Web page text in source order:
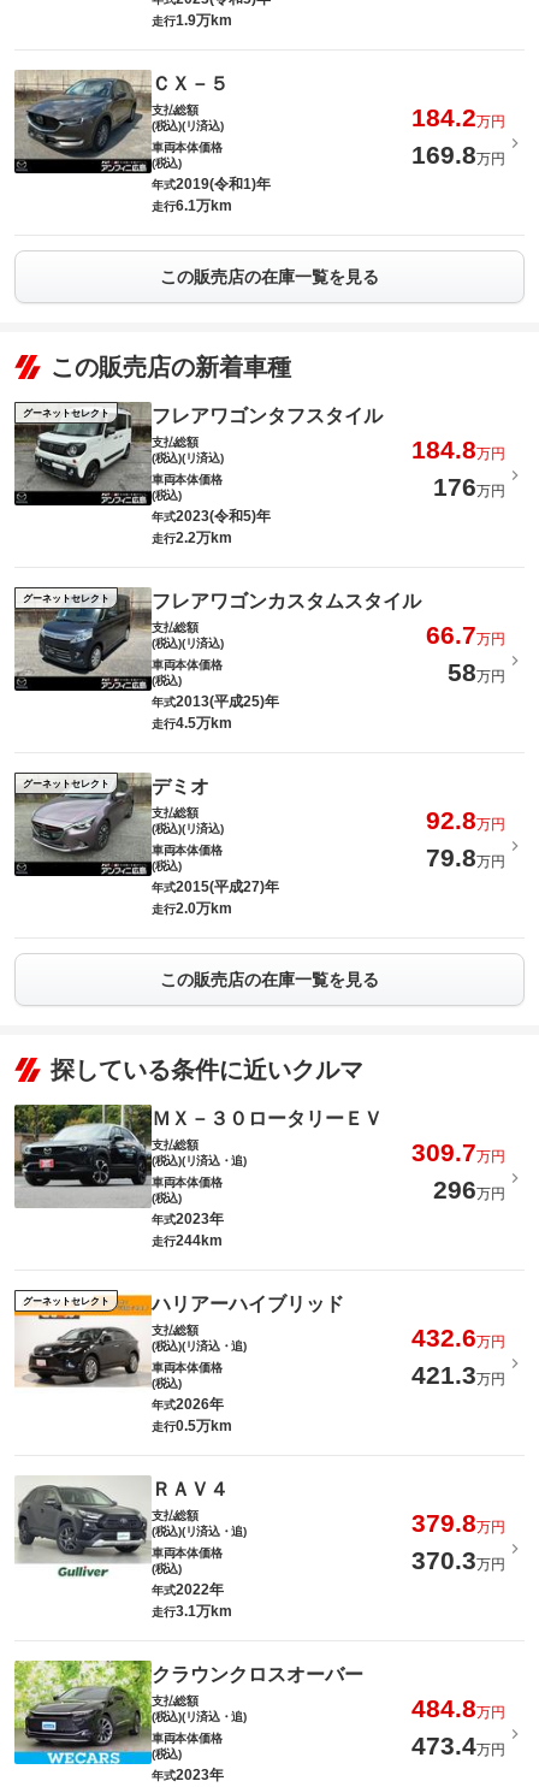
走行1.9万km
ＣＸ－５
支払総額
(税込)(リ済込)
184.2万円
車両本体価格
(税込)
169.8万円
年式2019(令和1)年
走行6.1万km
この販売店の在庫一覧を見る
この販売店の新着車種
グーネットセレクト フレアワゴンタフスタイル
支払総額
(税込)(リ済込)
184.8万円
車両本体価格
(税込)
176万円
年式2023(令和5)年
走行2.2万km
グーネットセレクト フレアワゴンカスタムスタイル
支払総額
(税込)(リ済込)
66.7万円
車両本体価格
(税込)
58万円
年式2013(平成25)年
走行4.5万km
グーネットセレクト デミオ
支払総額
(税込)(リ済込)
92.8万円
車両本体価格
(税込)
79.8万円
年式2015(平成27)年
走行2.0万km
この販売店の在庫一覧を見る
探している条件に近いクルマ
ＭＸ－３０ロータリーＥＶ
支払総額
(税込)(リ済込・追)
309.7万円
車両本体価格
(税込)
296万円
年式2023年
走行244km
グーネットセレクト ハリアーハイブリッド
支払総額
(税込)(リ済込・追)
432.6万円
車両本体価格
(税込)
421.3万円
年式2026年
走行0.5万km
ＲＡＶ４
支払総額
(税込)(リ済込・追)
379.8万円
車両本体価格
(税込)
370.3万円
年式2022年
走行3.1万km
クラウンクロスオーバー
支払総額
(税込)(リ済込・追)
484.8万円
車両本体価格
(税込)
473.4万円
年式2023年